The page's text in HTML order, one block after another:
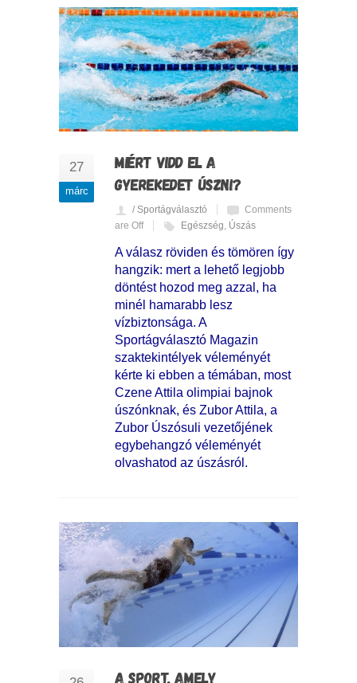
27
márc
MIÉRT VIDD EL A
GYEREKEDET ÚSZNI?
/ Sportágválasztó
Comments
are Off
Egészség, Úszás
A válasz röviden és tömören így
hangzik: mert a lehető legjobb
döntést hozod meg azzal, ha
minél hamarabb lesz
vízbiztonsága. A
Sportágválasztó Magazin
szaktekintélyek véleményét
kérte ki ebben a témában, most
Czene Attila olimpiai bajnok
úszónknak, és Zubor Attila, a
Zubor Úszósuli vezetőjének
egybehangzó véleményét
olvashatod az úszásról.
A SPORT, AMELY